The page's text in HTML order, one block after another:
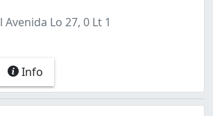
Avenida Lo 27, 0 Lt 1
Info